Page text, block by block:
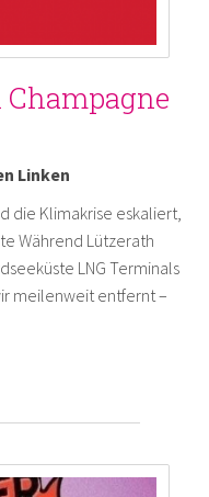
Linken
die Klimakrise eskaliert,
Während Lützerath
LNG Terminals
meilenweit entfernt –